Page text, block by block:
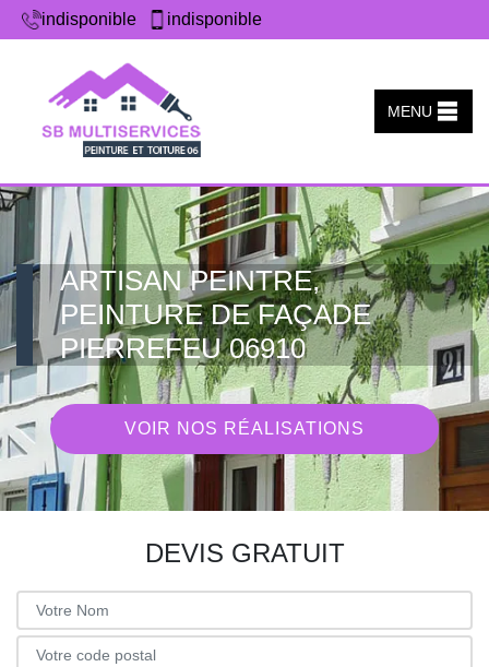
indisponible indisponible
MENU
ARTISAN PEINTRE,
PEINTURE DE FAÇADE
PIERREFEU 06910
VOIR NOS RÉALISATIONS
DEVIS GRATUIT